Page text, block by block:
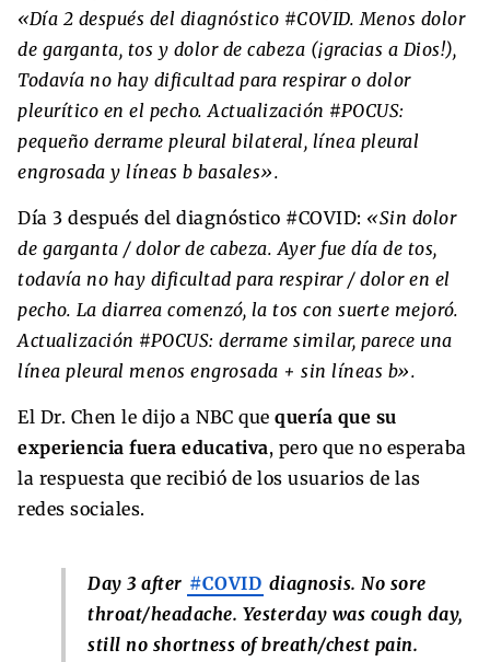
«Día 2 después del diagnóstico #COVID. Menos dolor
de garganta, tos y dolor de cabeza (¡gracias a Dios!),
Todavía no hay dificultad para respirar o dolor
pleurítico en el pecho. Actualización #POCUS:
pequeño derrame pleural bilateral, línea pleural
engrosada y líneas b basales».
Día 3 después del diagnóstico #COVID: «Sin dolor
de garganta / dolor de cabeza. Ayer fue día de tos,
todavía no hay dificultad para respirar / dolor en el
pecho. La diarrea comenzó, la tos con suerte mejoró.
Actualización #POCUS: derrame similar, parece una
línea pleural menos engrosada + sin líneas b».
El Dr. Chen le dijo a NBC que quería que su
experiencia fuera educativa, pero que no esperaba
la respuesta que recibió de los usuarios de las
redes sociales.
Day 3 after #COVID diagnosis. No sore
throat/headache. Yesterday was cough day,
still no shortness of breath/chest pain.